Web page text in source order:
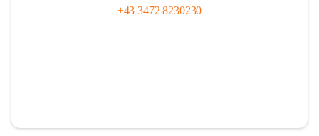
+43 3472 8230230